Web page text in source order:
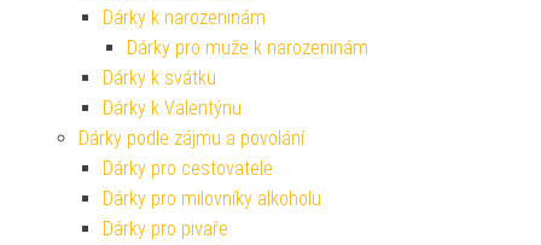
Dárky k narozeninám
Dárky pro muže k narozeninám
Dárky k svátku
Dárky k Valentýnu
Dárky podle zájmu a povolání
Dárky pro cestovatele
Dárky pro milovníky alkoholu
Dárky pro pivaře